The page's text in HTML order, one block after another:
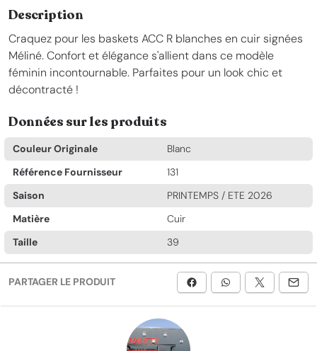
Description
Craquez pour les baskets ACC R blanches en cuir signées
Méliné. Confort et élégance s'allient dans ce modèle
féminin incontournable. Parfaites pour un look chic et
décontracté !
Données sur les produits
Couleur Originale
Blanc
Référence Fournisseur
131
Saison
PRINTEMPS / ETE 2026
Matière
Cuir
Taille
39
PARTAGER LE PRODUIT